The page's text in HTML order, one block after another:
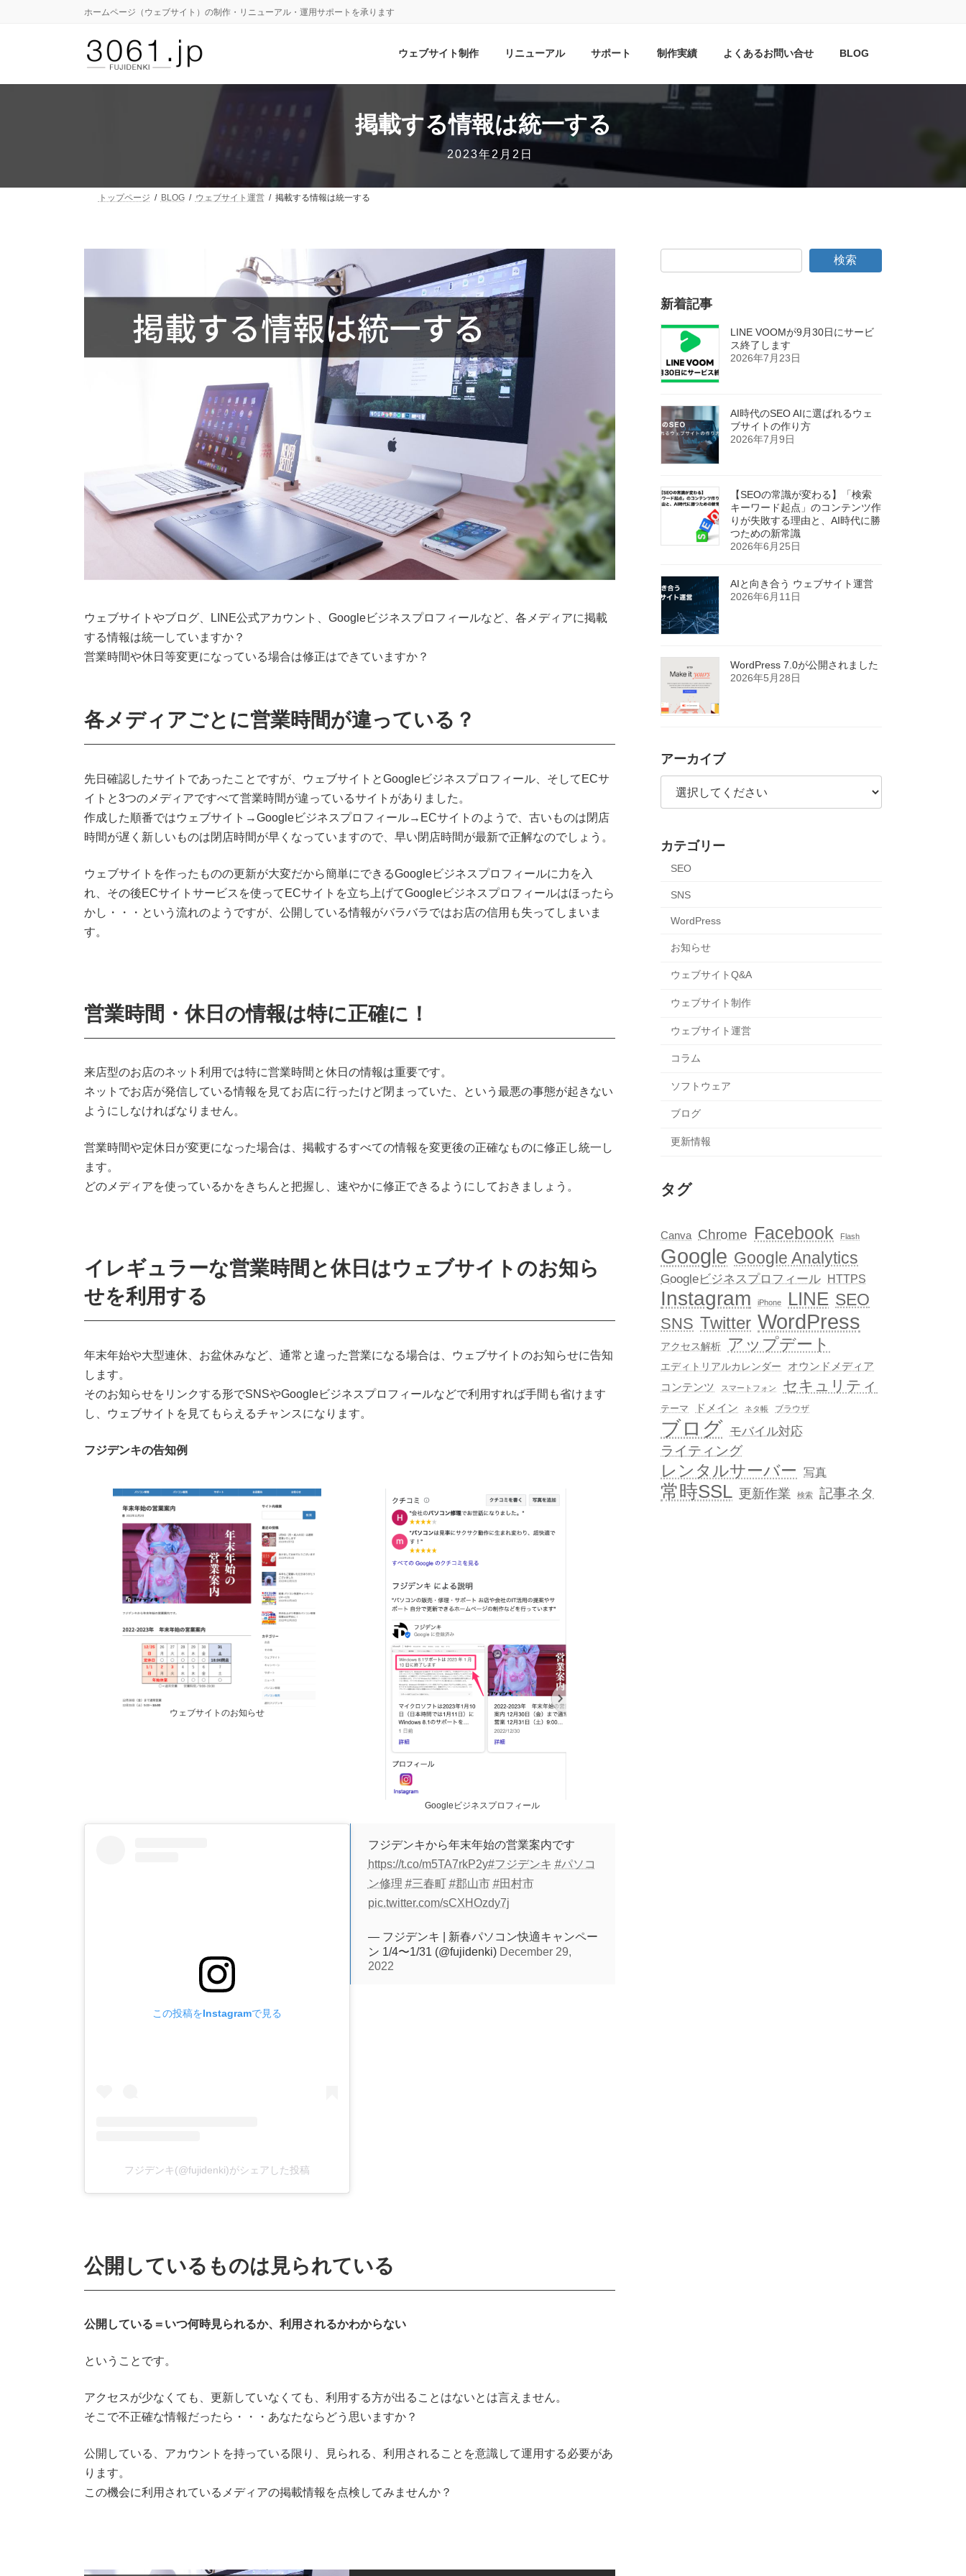
へ
ョ
ホームページ（ウェブサイト）の制作・リニューアル・運用サポートを承ります
ウェブサイト制作 リニューアル サポート 制作実績 よくあるお問い合せ BLOG
掲載する情報は統一する
2023年2月2日
トップページ BLOG ウェブサイト運営 掲載する情報は統一する
ウェブサイトやブログ、LINE公式アカウント、Googleビジネスプロフィールなど、各メディアに掲載
する情報は統一していますか？
営業時間や休日等変更になっている場合は修正はできていますか？
各メディアごとに営業時間が違っている？
先日確認したサイトであったことですが、ウェブサイトとGoogleビジネスプロフィール、そしてECサ
イトと3つのメディアですべて営業時間が違っているサイトがありました。
作成した順番ではウェブサイト→Googleビジネスプロフィール→ECサイトのようで、古いものは閉店
時間が遅く新しいものは閉店時間が早くなっていますので、早い閉店時間が最新で正解なのでしょう。
ウェブサイトを作ったものの更新が大変だから簡単にできるGoogleビジネスプロフィールに力を入
れ、その後ECサイトサービスを使ってECサイトを立ち上げてGoogleビジネスプロフィールはほったら
かし・・・という流れのようですが、公開している情報がバラバラではお店の信用も失ってしまいま
す。
営業時間・休日の情報は特に正確に！
来店型のお店のネット利用では特に営業時間と休日の情報は重要です。
ネットでお店が発信している情報を見てお店に行ったけど閉まっていた、という最悪の事態が起きない
ようにしなければなりません。
営業時間や定休日が変更になった場合は、掲載するすべての情報を変更後の正確なものに修正し統一し
ます。
どのメディアを使っているかをきちんと把握し、速やかに修正できるようにしておきましょう。
イレギュラーな営業時間と休日はウェブサイトのお知ら
せを利用する
年末年始や大型連休、お盆休みなど、通常と違った営業になる場合は、ウェブサイトのお知らせに告知
します。
そのお知らせをリンクする形でSNSやGoogleビジネスプロフィールなどで利用すれば手間も省けます
し、ウェブサイトを見てもらえるチャンスになります。
フジデンキの告知例
ウェブサイトのお知らせ
Googleビジネスプロフィール
この投稿をInstagramで見る
フジデンキ(@fujidenki)がシェアした投稿
フジデンキから年末年始の営業案内です
https://t.co/m5TA7rkP2y#フジデンキ #パソコ
ン修理 #三春町 #郡山市 #田村市
pic.twitter.com/sCXHOzdy7j
— フジデンキ | 新春パソコン快適キャンペー
ン 1/4〜1/31 (@fujidenki) December 29,
2022
公開しているものは見られている
公開している＝いつ何時見られるか、利用されるかわからない
ということです。
アクセスが少なくても、更新していなくても、利用する方が出ることはないとは言えません。
そこで不正確な情報だったら・・・あなたならどう思いますか？
公開している、アカウントを持っている限り、見られる、利用されることを意識して運用する必要があ
ります。
この機会に利用されているメディアの掲載情報を点検してみませんか？
検索
新着記事
LINE VOOMが9月30日にサービ
ス終了します
2026年7月23日
AI時代のSEO AIに選ばれるウェ
ブサイトの作り方
2026年7月9日
【SEOの常識が変わる】「検索
キーワード起点」のコンテンツ作
りが失敗する理由と、AI時代に勝
つための新常識
2026年6月25日
AIと向き合う ウェブサイト運営
2026年6月11日
WordPress 7.0が公開されました
2026年5月28日
アーカイブ
カテゴリー
SEO
SNS
WordPress
お知らせ
ウェブサイトQ&A
ウェブサイト制作
ウェブサイト運営
コラム
ソフトウェア
ブログ
更新情報
タグ
Canva Chrome Facebook Flash
Google Google Analytics
Googleビジネスプロフィール HTTPS
Instagram iPhone LINE SEO
SNS Twitter WordPress
アクセス解析 アップデート
エディトリアルカレンダー
オウンドメディア
コンテンツ
スマートフォン セキュリティ
テーマ ドメイン ネタ帳 ブラウザ
ブログ モバイル対応
ライティング
レンタルサーバー 写真
常時SSL 更新作業 検索 記事ネタ